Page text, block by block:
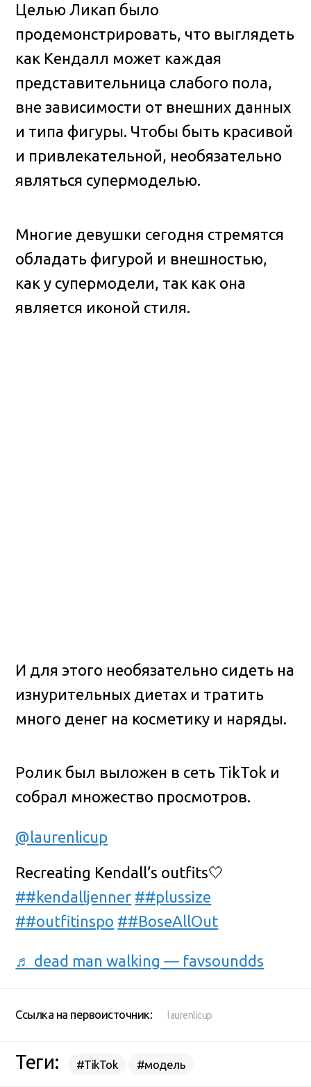
Целью Ликап было
продемонстрировать, что выглядеть
как Кендалл может каждая
представительница слабого пола,
вне зависимости от внешних данных
и типа фигуры. Чтобы быть красивой
и привлекательной, необязательно
являться супермоделью.
Многие девушки сегодня стремятся
обладать фигурой и внешностью,
как у супермодели, так как она
является иконой стиля.
И для этого необязательно сидеть на
изнурительных диетах и тратить
много денег на косметику и наряды.
Ролик был выложен в сеть TikTok и
собрал множество просмотров.
@laurenlicup
Recreating Kendall’s outfits🤍
##kendalljenner ##plussize
##outfitinspo ##BoseAllOut
♬ dead man walking — favsoundds
Ссылка на первоисточник: laurenlicup
Теги: #TikTok #модель